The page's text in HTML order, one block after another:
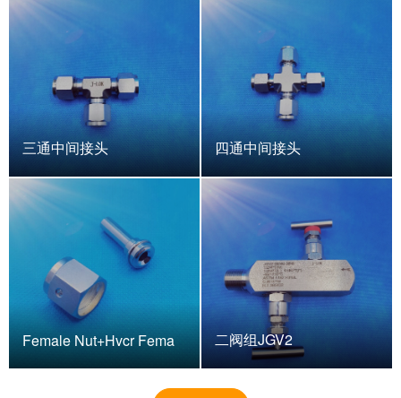
三通中间接头 四通中间接头
Female Nut+Hvcr Fema 二阀组JGV2